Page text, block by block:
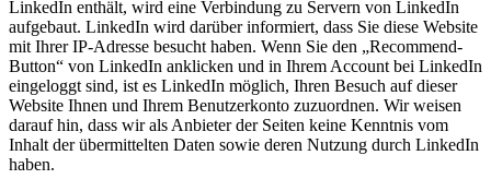
LinkedIn enthält, wird eine Verbindung zu Servern von LinkedIn
aufgebaut. LinkedIn wird darüber informiert, dass Sie diese Website
mit Ihrer IP-Adresse besucht haben. Wenn Sie den „Recommend-
Button“ von LinkedIn anklicken und in Ihrem Account bei LinkedIn
eingeloggt sind, ist es LinkedIn möglich, Ihren Besuch auf dieser
Website Ihnen und Ihrem Benutzerkonto zuzuordnen. Wir weisen
darauf hin, dass wir als Anbieter der Seiten keine Kenntnis vom
Inhalt der übermittelten Daten sowie deren Nutzung durch LinkedIn
haben.